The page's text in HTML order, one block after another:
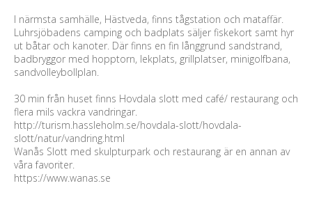
I närmsta samhälle, Hästveda, finns tågstation och mataffär.
Luhrsjöbadens camping och badplats säljer fiskekort samt hyr
ut båtar och kanoter. Där finns en fin långgrund sandstrand,
badbryggor med hopptorn, lekplats, grillplatser, minigolfbana,
sandvolleybollplan.
30 min från huset finns Hovdala slott med café/ restaurang och
flera mils vackra vandringar.
http://turism.hassleholm.se/hovdala-slott/hovdala-
slott/natur/vandring.html
Wanås Slott med skulpturpark och restaurang är en annan av
våra favoriter.
https://www.wanas.se